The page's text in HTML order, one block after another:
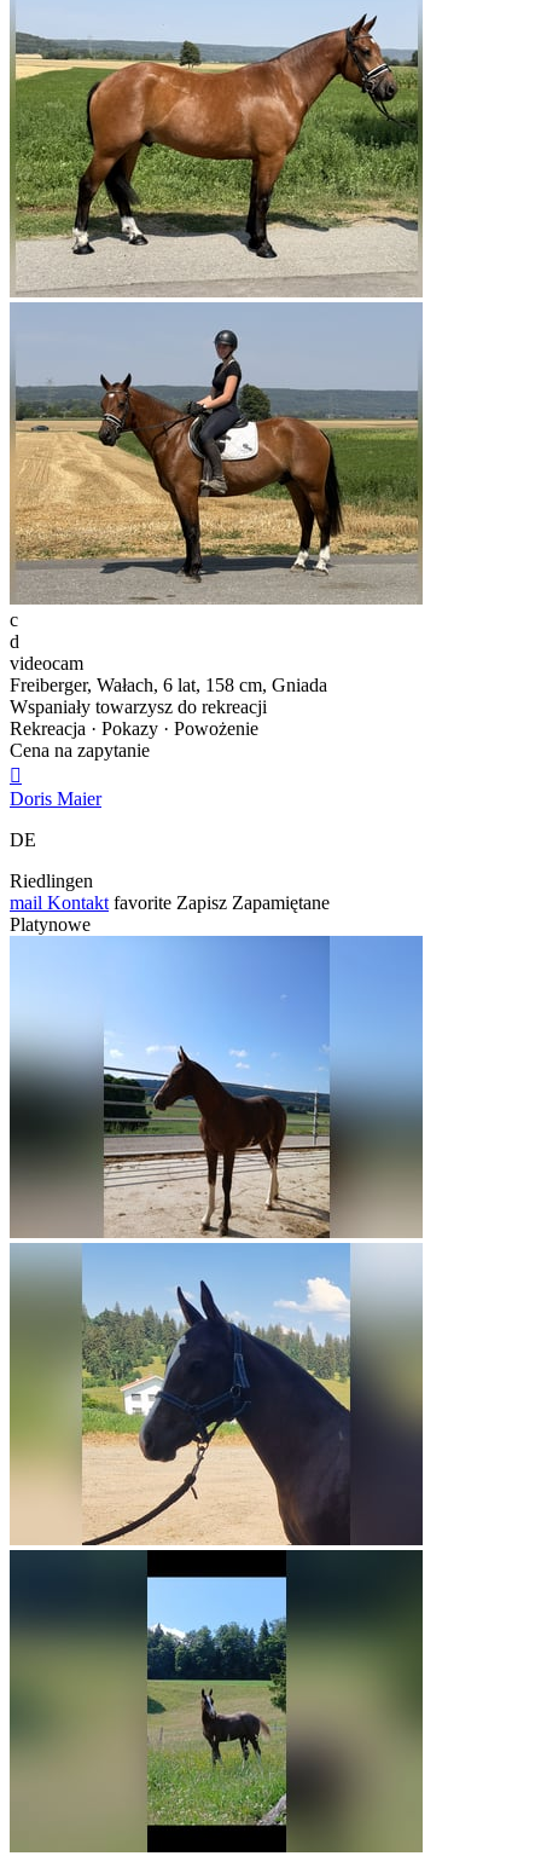
c
d
videocam
Freiberger, Wałach, 6 lat, 158 cm, Gniada
Wspaniały towarzysz do rekreacji
Rekreacja · Pokazy · Powożenie
Cena na zapytanie

Doris Maier
DE
Riedlingen
mail Kontakt favorite Zapisz Zapamiętane
Platynowe